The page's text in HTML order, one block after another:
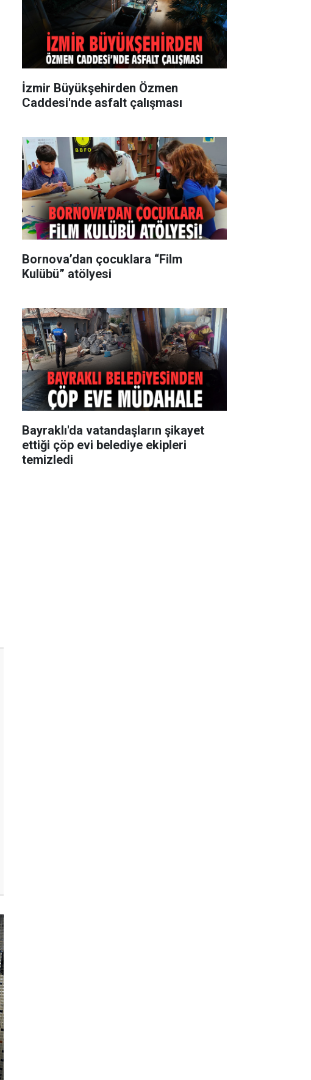
İzmir Büyükşehirden Özmen
Caddesi'nde asfalt çalışması
Bornova’dan çocuklara “Film
Kulübü” atölyesi
Bayraklı'da vatandaşların şikayet
ettiği çöp evi belediye ekipleri
temizledi